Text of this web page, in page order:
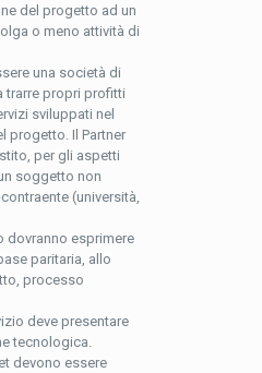
del progetto ad un
o meno attività di
una società di
trarre propri profitti
sviluppati nel
progetto. Il Partner
per gli aspetti
soggetto non
(università,
dovranno esprimere
paritaria, allo
processo
deve presentare
tecnologica.
devono essere